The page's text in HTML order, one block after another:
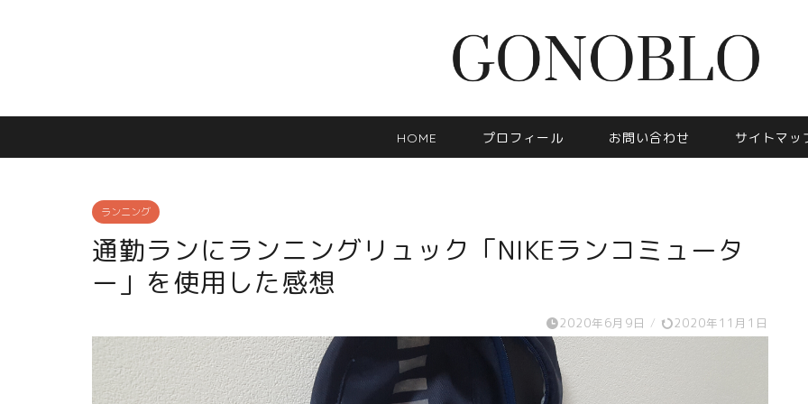
HOME プロフィール お問い合わせ サイトマッ
ランニング
通勤ランにランニングリュック「NIKEランコミュータ
ー」を使用した感想
2020年6月9日 / 2020年11月1日